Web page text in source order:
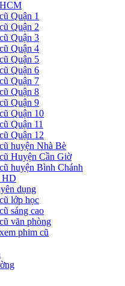
Quận 1
Quận 2
Quận 3
Quận 4
Quận 5
Quận 6
Quận 7
Quận 8
Quận 9
Quận 10
Quận 11
Quận 12
huyện Nhà Bè
Huyện Cần Giờ
huyện Bình Chánh
HD
dụng
lớp học
sáng cao
văn phòng
phim cũ